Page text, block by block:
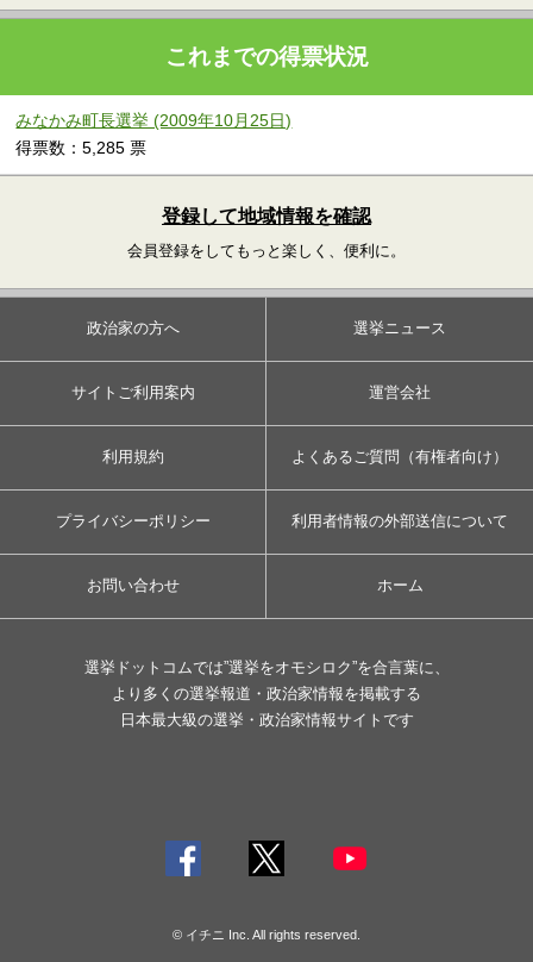
これまでの得票状況
みなかみ町長選挙 (2009年10月25日)
得票数：5,285 票
登録して地域情報を確認
会員登録をしてもっと楽しく、便利に。
政治家の方へ 選挙ニュース
サイトご利用案内 運営会社
利用規約 よくあるご質問（有権者向け）
プライバシーポリシー 利用者情報の外部送信について
お問い合わせ ホーム
選挙ドットコムでは”選挙をオモシロク”を合言葉に、
より多くの選挙報道・政治家情報を掲載する
日本最大級の選挙・政治家情報サイトです
© イチニ Inc. All rights reserved.